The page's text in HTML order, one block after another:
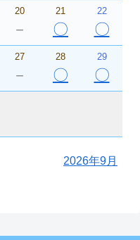
20
－
21
〇
22
〇
27
－
28
〇
29
〇
2026年9月